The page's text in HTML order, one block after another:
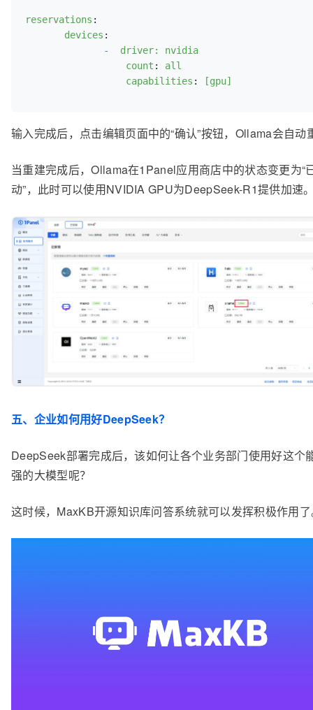
reservations :
devices :
-
driver: nvidia
count :
all
capabilities : [gpu]
输入完成后，点击编辑页面中的“确认”按钮，Ollama会自动
当重建完成后，Ollama在1Panel应用商店中的状态变更为“
动”，此时可以使用NVIDIA GPU为DeepSeek-R1提供加速
五、企业如何用好DeepSeek？
DeepSeek部署完成后，该如何让各个业务部门使用好这个
强的大模型呢？
这时候，MaxKB开源知识库问答系统就可以发挥积极作用